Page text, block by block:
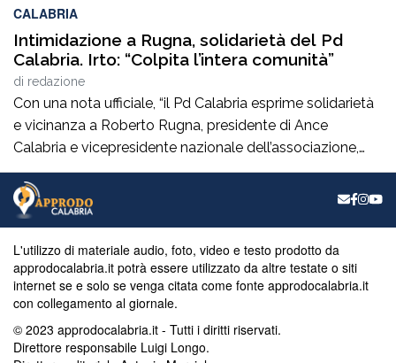
CALABRIA
Intimidazione a Rugna, solidarietà del Pd
Calabria. Irto: “Colpita l’intera comunità”
di redazione
Con una nota ufficiale, “il Pd Calabria esprime solidarietà
e vicinanza a Roberto Rugna, presidente di Ance
Calabria e vicepresidente nazionale dell’associazione,
per il grave episodio che ha colpito il cantiere della sua
azienda a Schiavonea (Cs), dove sono stati
pesantemente danneggiati alcuni mezzi meccanici”. Il
condanna […]
L'utilizzo di materiale audio, foto, video e testo prodotto da
approdocalabria.it potrà essere utilizzato da altre testate o siti
internet se e solo se venga citata come fonte approdocalabria.it
con collegamento al giornale.
© 2023 approdocalabria.it - Tutti i diritti riservati.
Direttore responsabile Luigi Longo.